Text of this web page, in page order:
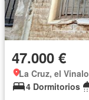
47.000 €
La Cruz, el
4 Dormitorios